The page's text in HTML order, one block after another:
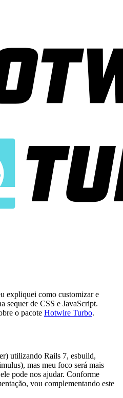
expliquei como customizar e
sequer de CSS e JavaScript.
o pacote Hotwire Turbo.
utilizando Rails 7, esbuild,
mas meu foco será mais
pode nos ajudar. Conforme
vou complementando este